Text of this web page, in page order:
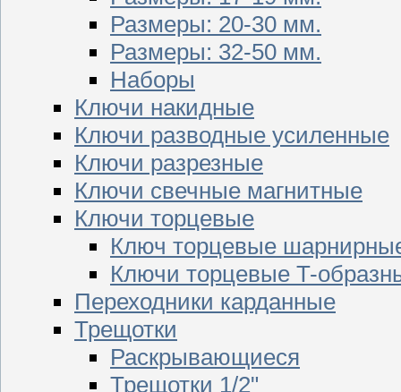
Размеры: 20-30 мм.
Размеры: 32-50 мм.
Наборы
Ключи накидные
Ключи разводные усиленные
Ключи разрезные
Ключи свечные магнитные
Ключи торцевые
Ключ торцевые
Ключи торцевые T-
Переходники карданные
Трещотки
Раскрывающиеся
Трещотки 1/2"